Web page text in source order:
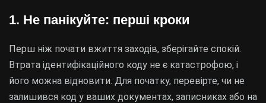
1. Не панікуйте: перші кроки
Перш ніж почати вжиття заходів, зберігайте спокій.
Втрата ідентифікаційного коду не є катастрофою, і
його можна відновити. Для початку, перевірте, чи не
залишився код у ваших документах, записниках або на